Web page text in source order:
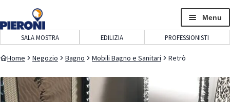
navigazione
contenuto
Menu
SALA MOSTRA EDILIZIA PROFESSIONISTI
Home Negozio Bagno Mobili Bagno e Sanitari Retrò